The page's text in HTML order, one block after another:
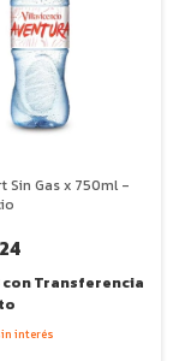
Sin Gas x 750ml -
conTransferencia
interés